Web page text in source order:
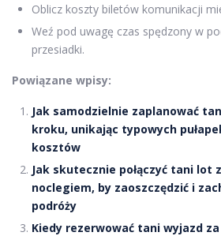
Oblicz koszty biletów komunikacji
Weź pod uwagę czas spędzony w
przesiadki.
Powiązane wpisy:
Jak samodzielnie zaplanować
kroku, unikając typowych
kosztów
Jak skutecznie połączyć tani lot
noclegiem, by zaoszczędzić i
podróży
Kiedy rezerwować tani wyjazd